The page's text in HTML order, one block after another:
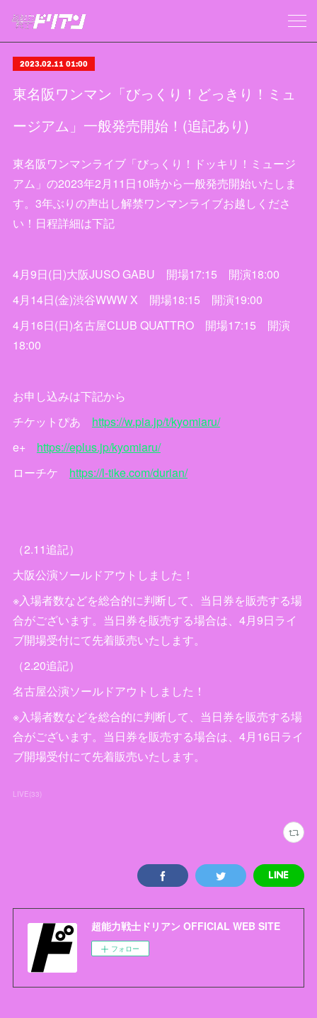
2023.02.11 01:00
東名阪ワンマン「びっくり！どっきり！ミュ
ージアム」一般発売開始！(追記あり)
東名阪ワンマンライブ「びっくり！ドッキリ！ミュージ
アム」の2023年2月11日10時から一般発売開始いたしま
す。3年ぶりの声出し解禁ワンマンライブお越しくださ
い！日程詳細は下記
4月9日(日)大阪JUSO GABU 開場17:15 開演18:00
4月14日(金)渋谷WWW X 開場18:15 開演19:00
4月16日(日)名古屋CLUB QUATTRO 開場17:15 開演
18:00
お申し込みは下記から
チケットぴあ https://w.pia.jp/t/kyomiaru/
e+ https://eplus.jp/kyomiaru/
ローチケ https://l-tike.com/durian/
（2.11追記）
大阪公演ソールドアウトしました！
※入場者数などを総合的に判断して、当日券を販売する場
合がございます。当日券を販売する場合は、4月9日ライ
ブ開場受付にて先着販売いたします。
（2.20追記）
名古屋公演ソールドアウトしました！
※入場者数などを総合的に判断して、当日券を販売する場
合がございます。当日券を販売する場合は、4月16日ライ
ブ開場受付にて先着販売いたします。
LIVE(33)
超能力戦士ドリアン OFFICIAL WEB SITE
フォロー